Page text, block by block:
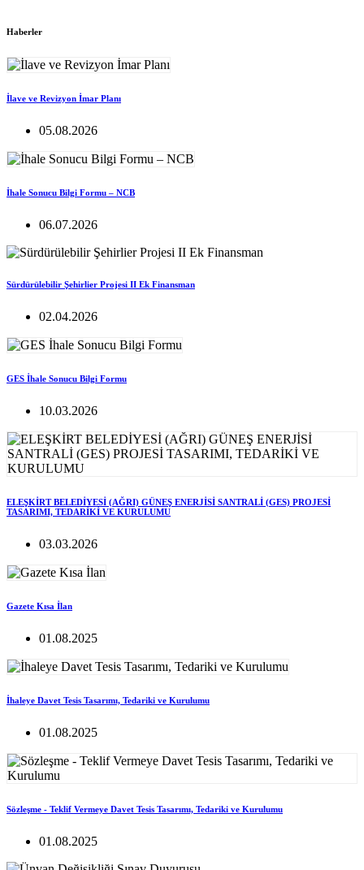
Haberler
İlave ve Revizyon İmar Planı
05.08.2026
İhale Sonucu Bilgi Formu – NCB
06.07.2026
Sürdürülebilir Şehirlier Projesi II Ek Finansman
02.04.2026
GES İhale Sonucu Bilgi Formu
10.03.2026
ELEŞKİRT BELEDİYESİ (AĞRI) GÜNEŞ ENERJİSİ SANTRALİ (GES) PROJESİ
TASARIMI, TEDARİKİ VE KURULUMU
03.03.2026
Gazete Kısa İlan
01.08.2025
İhaleye Davet Tesis Tasarımı, Tedariki ve Kurulumu
01.08.2025
Sözleşme - Teklif Vermeye Davet Tesis Tasarımı, Tedariki ve Kurulumu
01.08.2025